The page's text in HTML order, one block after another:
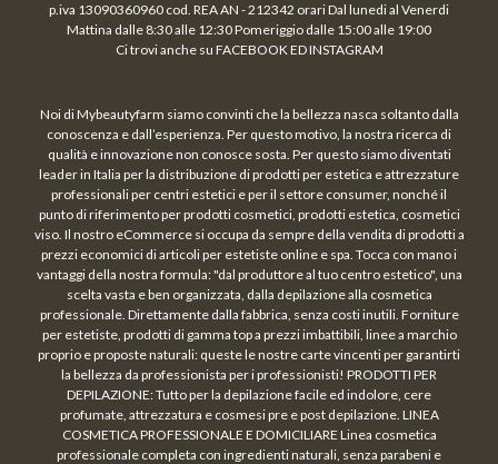
p.iva 13090360960 cod. REA AN - 212342 orari Dal lunedi al Venerdi
Mattina dalle 8:30 alle 12:30 Pomeriggio dalle 15:00 alle 19:00
Ci trovi anche su FACEBOOK ED INSTAGRAM
Noi di Mybeautyfarm siamo convinti che la bellezza nasca soltanto dalla
conoscenza e dall’esperienza. Per questo motivo, la nostra ricerca di
qualità e innovazione non conosce sosta. Per questo siamo diventati
leader in Italia per la distribuzione di prodotti per estetica e attrezzature
professionali per centri estetici e per il settore consumer, nonché il
punto di riferimento per prodotti cosmetici, prodotti estetica, cosmetici
viso. Il nostro eCommerce si occupa da sempre della vendita di prodotti a
prezzi economici di articoli per estetiste online e spa. Tocca con mano i
vantaggi della nostra formula: "dal produttore al tuo centro estetico", una
scelta vasta e ben organizzata, dalla depilazione alla cosmetica
professionale. Direttamente dalla fabbrica, senza costi inutili. Forniture
per estetiste, prodotti di gamma top a prezzi imbattibili, linee a marchio
proprio e proposte naturali: queste le nostre carte vincenti per garantirti
la bellezza da professionista per i professionisti! PRODOTTI PER
DEPILAZIONE: Tutto per la depilazione facile ed indolore, cere
profumate, attrezzatura e cosmesi pre e post depilazione. LINEA
COSMETICA PROFESSIONALE E DOMICILIARE Linea cosmetica
professionale completa con ingredienti naturali, senza parabeni e